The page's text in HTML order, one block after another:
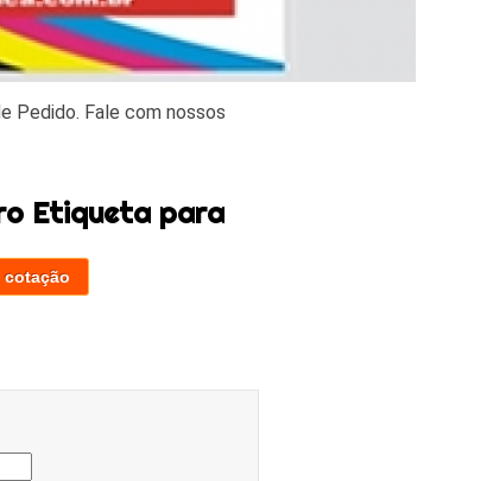
Pedido. Fale com nossos
Etiqueta para
cotação